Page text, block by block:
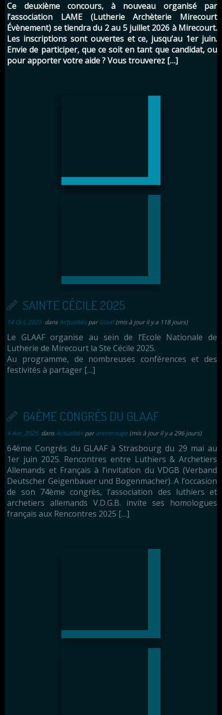
Ce deuxième concours, à nouveau organisé par
l’association LAME (Lutherie Archèterie Mirecourt
Évènement) se tiendra du 2 au 5 juillet 2026 à Mirecourt.
Les inscriptions sont ouvertes et ce, jusqu’au 1er juin.
Envie de participer, que ce soit en tant que candidat, ou
pour apporter votre aide ? Vous trouverez […]
SAINTE CÉCILE 2025
14 Oct, 2025dansActualités parGlaaf(mis à jour il y a 118 jours)
Le GLAAF organise au sein de l’Ecole Nationale de
Lutherie de Mirecourt la Ste Cécile 2025.
Au programme, de nombreuses conférences et des
festivités à partager […]
64ÈME CONGRÉS DU GLAAF
4 Avr, 2025dansActualités parancrerouge (mis à jour il y a 296 jours)
64ème Congrés du GLAAF à Strasbourg du 29 mai au
1er juin 2025. Rencontres entre Luthiers & Archetiers
Allemands et Français à l’invitation du VDGB (Verband
Deutscher Geigenbauer und Bogenmacher). A l’occasion
de son 74ème congrès, l’association des luthiers et
archetiers allemands V.D.G.B. invite ses homologues
français aux Rencontres 2025 […]